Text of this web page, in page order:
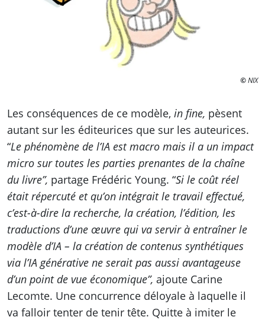
©NIX
Les conséquences de ce modèle, in fine, pèsent
autant sur les éditeurices que sur les auteurices.
“Le phénomène de l’IA est macro mais il a un impact
micro sur toutes les parties prenantes de la chaîne
du livre”, partage Frédéric Young. “Si le coût réel
était répercuté et qu’on intégrait le travail effectué,
c’est-à-dire la recherche, la création, l’édition, les
traductions d’une œuvre qui va servir à entraîner le
modèle d’IA – la création de contenus synthétiques
via l’IA générative ne serait pas aussi avantageuse
d’un point de vue économique”, ajoute Carine
Lecomte. Une concurrence déloyale à laquelle il
va falloir tenter de tenir tête. Quitte à imiter le